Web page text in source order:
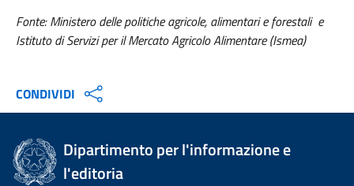
Fonte: Ministero delle politiche agricole, alimentari e forestali e
Istituto di Servizi per il Mercato Agricolo Alimentare (Ismea)
CONDIVIDI
Dipartimento per l'informazione e
l'editoria